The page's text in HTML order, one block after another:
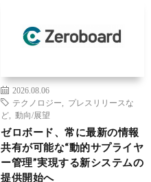
2026.08.06
テクノロジー
プレスリリースな
ど
動向/展望
ゼロボード、常に最新の情報
共有が可能な“動的サプライヤ
ー管理”実現する新システムの
提供開始へ